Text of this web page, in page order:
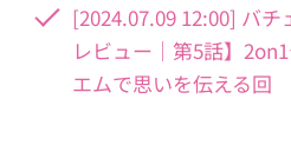
[2024.07.09 12:00] バ
レビュー｜第5話】
エムで思いを伝える回